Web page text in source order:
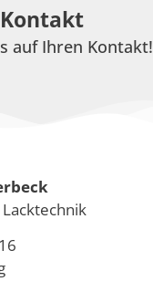
auf Ihren Kontakt!